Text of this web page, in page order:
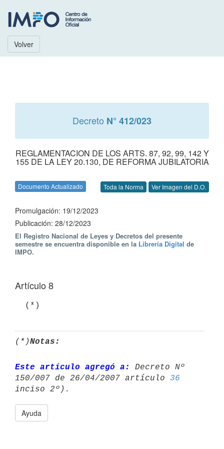
Volver
Decreto N° 412/023
REGLAMENTACION DE LOS ARTS. 87, 92, 99, 142 Y
155 DE LA LEY 20.130, DE REFORMA JUBILATORIA
Documento Actualizado Toda la Norma Ver Imagen del D.O.
Promulgación: 19/12/2023
Publicación: 28/12/2023
El Registro Nacional de Leyes y Decretos del presente
semestre se encuentra disponible en la Librería Digital de
IMPO.
Artículo 8
(*)Notas:
Este artículo agregó a:
Decreto Nº
150/007 de 26/04/2007 artículo 36
Ayuda